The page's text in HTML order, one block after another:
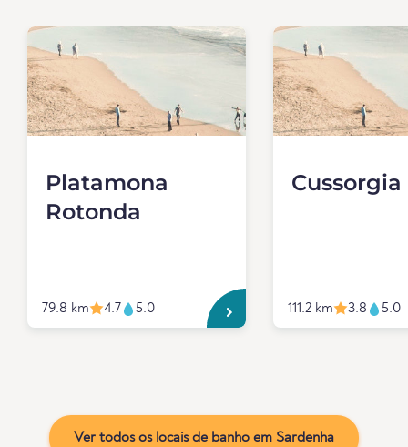
Platamona
Rotonda
79.8 km 4.7 5.0
Cussorgia
111.2 km 3.8 5.0
Ver todos os locais de banho em Sardenha